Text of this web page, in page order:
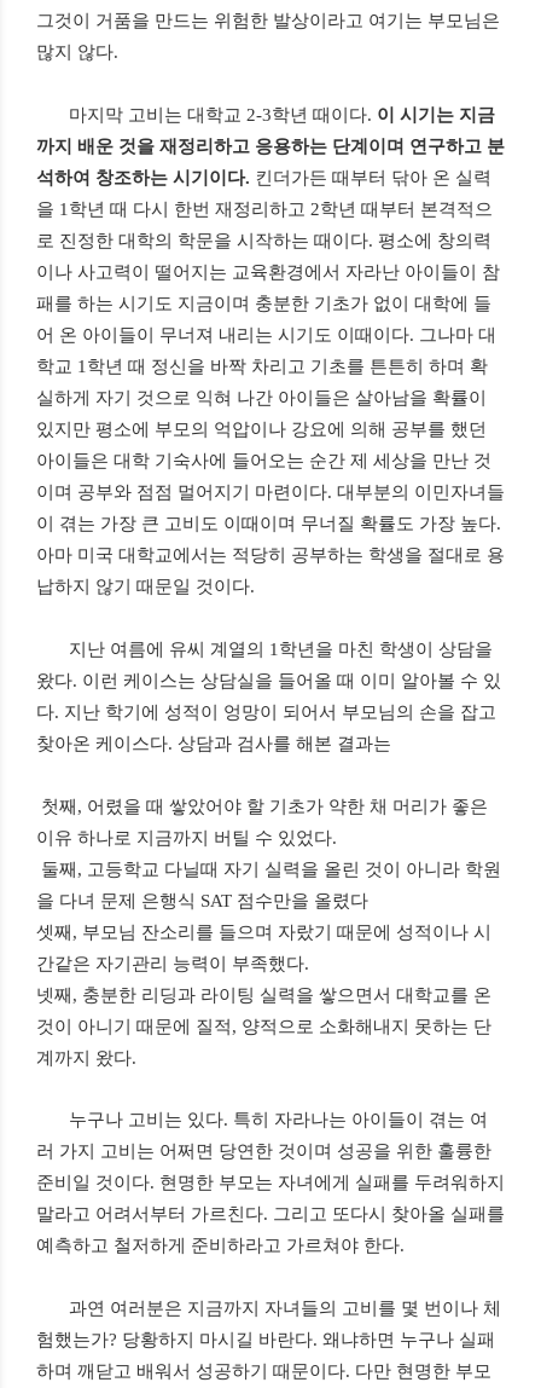
그것이 거품을 만드는 위험한 발상이라고 여기는 부모님은
많지 않다.
마지막 고비는 대학교 2-3학년 때이다. 이 시기는 지금
까지 배운 것을 재정리하고 응용하는 단계이며 연구하고 분
석하여 창조하는 시기이다. 킨더가든 때부터 닦아 온 실력
을 1 학년 때 다시 한번 재정리하고 2학년 때부터 본격적으
로 진정한 대학의 학문을 시작하는 때이다. 평소에 창의력
이나 사고력이 떨어지는 교육환경에서 자라난 아이들이 참
패를 하는 시기도 지금이며 충분한 기초가 없이 대학에 들
어 온 아이들이 무너져 내리는 시기도 이때이다. 그나마 대
학교 1 학년 때 정신을 바짝 차리고 기초를 튼튼히 하며 확
실하게 자기 것으로 익혀 나간 아이들은 살아남을 확률이
있지만 평소에 부모의 억압이나 강요에 의해 공부를 했던
아이들은 대학 기숙사에 들어오는 순간 제 세상을 만난 것
이며 공부와 점점 멀어지기 마련이다. 대부분의 이민자녀들
이 겪는 가장 큰 고비도 이때이며 무너질 확률도 가장 높다.
아마 미국 대학교에서는 적당히 공부하는 학생을 절대로 용
납하지 않기 때문일 것이다.
지난 여름에 유씨 계열의 1 학년을 마친 학생이 상담을
왔다. 이런 케이스는 상담실을 들어올 때 이미 알아볼 수 있
다. 지난 학기에 성적이 엉망이 되어서 부모님의 손을 잡고
찾아온 케이스다. 상담과 검사를 해본 결과는
첫째 , 어렸을 때 쌓았어야 할 기초가 약한 채 머리가 좋은
이유 하나로 지금까지 버틸 수 있었다.
둘째 , 고등학교 다닐때 자기 실력을 올린 것이 아니라 학원
을 다녀 문제 은행식 SAT 점수만을 올렸다
셋째 , 부모님 잔소리를 들으며 자랐기 때문에 성적이나 시
간같은 자기관리 능력이 부족했다.
넷째 , 충분한 리딩과 라이팅 실력을 쌓으면서 대학교를 온
것이 아니기 때문에 질적, 양적으로 소화해내지 못하는 단
계까지 왔다.
누구나 고비는 있다. 특히 자라나는 아이들이 겪는 여
러 가지 고비는 어쩌면 당연한 것이며 성공을 위한 훌륭한
준비일 것이다. 현명한 부모는 자녀에게 실패를 두려워하지
말라고 어려서부터 가르친다. 그리고 또다시 찾아올 실패를
예측하고 철저하게 준비하라고 가르쳐야 한다.
과연 여러분은 지금까지 자녀들의 고비를 몇 번이나 체
험했는가? 당황하지 마시길 바란다. 왜냐하면 누구나 실패
하며 깨닫고 배워서 성공하기 때문이다. 다만 현명한 부모